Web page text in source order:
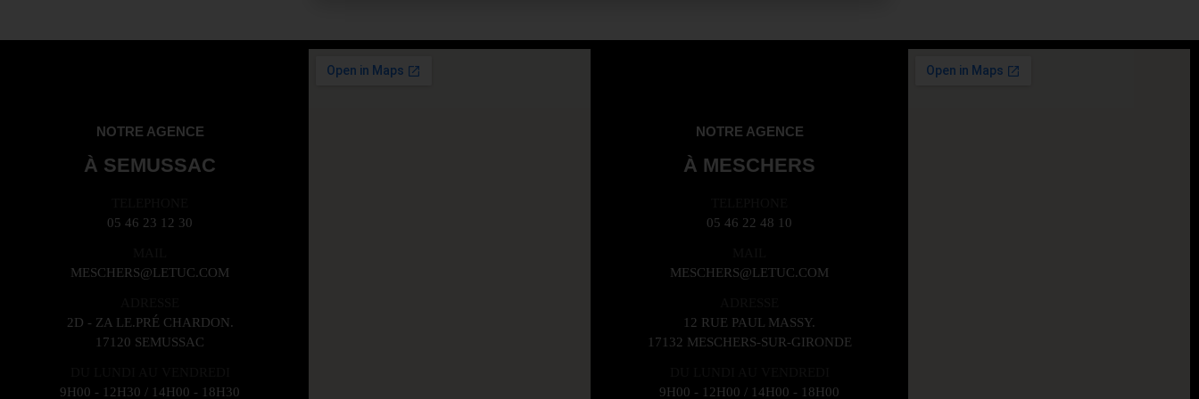
NOTRE AGENCE
À SEMUSSAC
05 46 23 12 30
MESCHERS@LETUC.COM
2D - ZA LE.PRÉ CHARDON.
17120 SEMUSSAC
9H00 - 12H30 / 14H00 - 18H30
NOTRE AGENCE
À MESCHERS
05 46 22 48 10
MESCHERS@LETUC.COM
12 RUE PAUL MASSY.
17132 MESCHERS-SUR-GIRONDE
9H00 - 12H00 / 14H00 - 18H00